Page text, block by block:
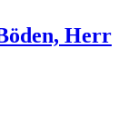
Herr